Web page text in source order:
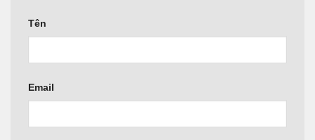
Tên
Email